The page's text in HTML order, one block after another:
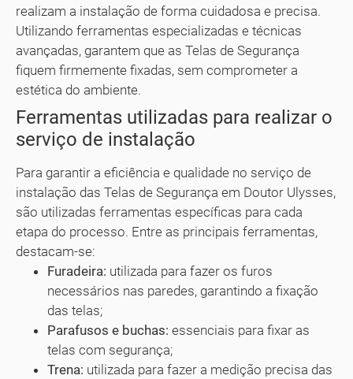
realizam a instalação de forma cuidadosa e precisa.
Utilizando ferramentas especializadas e técnicas
avançadas, garantem que as Telas de Segurança
fiquem firmemente fixadas, sem comprometer a
estética do ambiente.
Ferramentas utilizadas para realizar o
serviço de instalação
Para garantir a eficiência e qualidade no serviço de
instalação das Telas de Segurança em Doutor Ulysses,
são utilizadas ferramentas específicas para cada
etapa do processo. Entre as principais ferramentas,
destacam-se:
Furadeira: utilizada para fazer os furos
necessários nas paredes, garantindo a fixação
das telas;
Parafusos e buchas: essenciais para fixar as
telas com segurança;
Trena: utilizada para fazer a medição precisa das